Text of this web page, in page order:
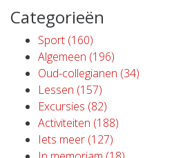
Categorieën
Sport (160)
Algemeen (196)
Oud-collegianen (34)
Lessen (157)
Excursies (82)
Activiteiten (188)
Iets meer (127)